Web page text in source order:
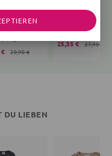
20,90 €
Print
25,35 € 27,90 €
DU LIEBEN